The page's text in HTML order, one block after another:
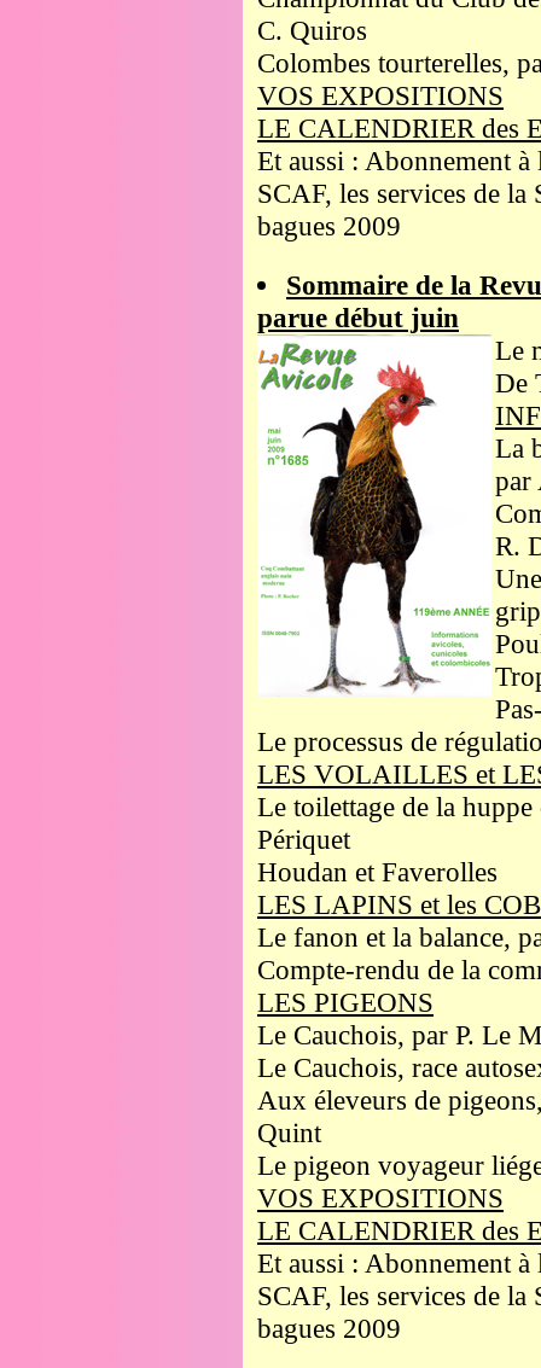
C. Quiros
Colombes tourterelles,
VOS EXPOSITIONS
LE CALENDRIER des
Et aussi : Abonnement
SCAF, les services de la
bagues 2009
Sommaire de la
parue début juin
Le
De
La
par
R.
Le processus de
LES VOLAILLES et
Le toilettage de la
Périquet
Houdan et Faverolles
LES LAPINS et les
Le fanon et la balance,
Compte-rendu de la
LES PIGEONS
Le Cauchois, par P. Le
Le Cauchois, race
Aux éleveurs de
Quint
Le pigeon voyageur
VOS EXPOSITIONS
LE CALENDRIER des
Et aussi : Abonnement
SCAF, les services de la
bagues 2009